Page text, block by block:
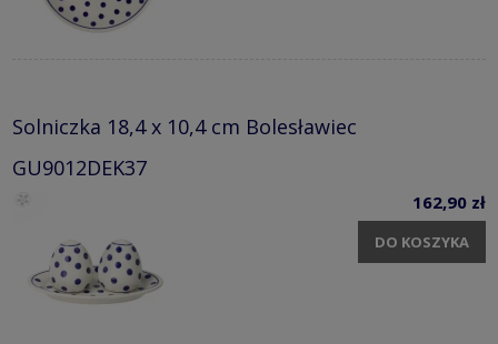
Solniczka 18,4 x 10,4 cm Bolesławiec
GU9012DEK37
162,90 zł
DO KOSZYKA